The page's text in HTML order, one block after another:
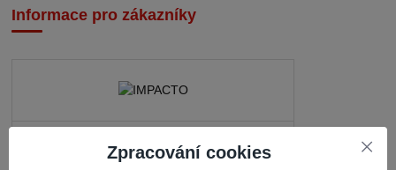
Informace pro zákazníky
Zpracování cookies